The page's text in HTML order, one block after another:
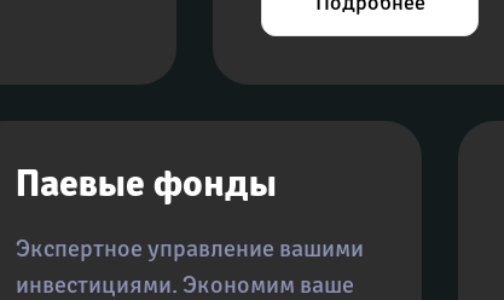
Паевые фонды
Экспертное управление вашими
инвестициями. Экономим ваше